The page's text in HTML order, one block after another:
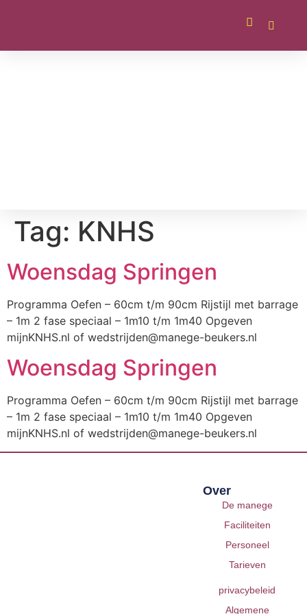
Tag: KNHS
Woensdag Springen
Programma Oefen – 60cm t/m 90cm Rijstijl met barrage
– 1m 2 fase speciaal – 1m10 t/m 1m40 Opgeven
mijnKNHS.nl of wedstrijden@manege-beukers.nl
Woensdag Springen
Programma Oefen – 60cm t/m 90cm Rijstijl met barrage
– 1m 2 fase speciaal – 1m10 t/m 1m40 Opgeven
mijnKNHS.nl of wedstrijden@manege-beukers.nl
Over
De manege
Faciliteiten
Personeel
Tarieven
privacybeleid
Algemene